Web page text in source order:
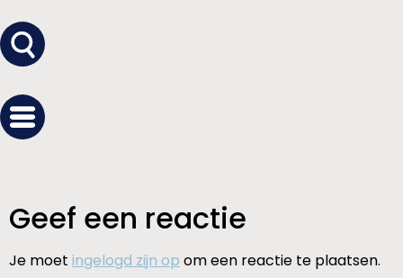
Geef een reactie
Je moet ingelogd zijn op om een reactie te plaatsen.